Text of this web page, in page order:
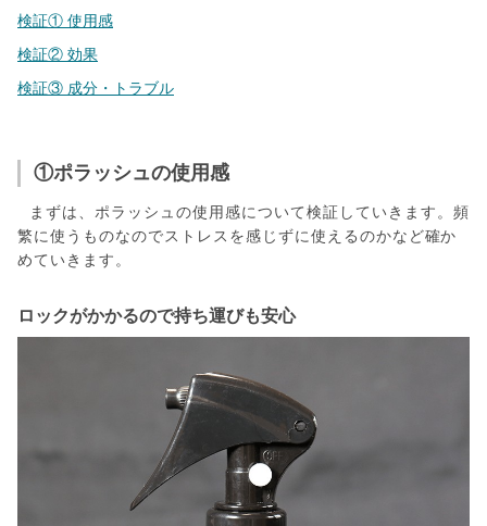
検証① 使用感
検証② 効果
検証③ 成分・トラブル
①ポラッシュの使用感
まずは、ポラッシュの使用感について検証していきます。頻
繁に使うものなのでストレスを感じずに使えるのかなど確か
めていきます。
ロックがかかるので持ち運びも安心